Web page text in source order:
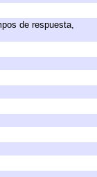
de respuesta,